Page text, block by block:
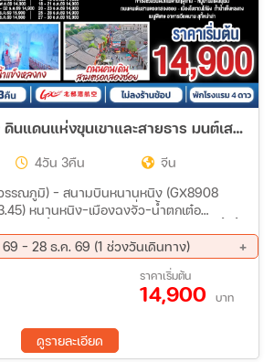
ทัวร์จีน หนานหนิง ดินแดนแห่งขุนเขาและสายธาร มนต์เสน่ห์แห่งฤดูกาลดอกไม้ สัมผัสความอลังการน้ำตกเต๋อเทียน 4วัน 3คืน (GX)
4วัน 3คืน
จีน
มิ) – สนามบินหนานหนิง (GX8908
หนานหนิง-เมืองฉงจั่ว-น้ำตกเต๋อ
ว-ชมบรรยากาศยามค่ำคืนเมืองโบราณไท่ผิง-
าลเจ้าแม่กวนอิมพันกร-ชมเทศกาลดอกไม้
)-อิสระช้อปปิ้งถนนคนเดิน+POP MART-เช็ค
คืน OPTION : ล่องเรือแม่น้ำหยงเจียงชมวิว
น-เมืองโบราณเซียงซือ-หมู่บ้านไสตล์ยุโรป
ามบินหนานหนิง – กรุงเทพฯ (สนามบิน
18.35 -BKK 19.45)
- 28 ธ.ค. 69 (1 ช่วงวันเดินทาง)
ราคาเริ่มต้น
14,900 บาท
ดูรายละเอียด